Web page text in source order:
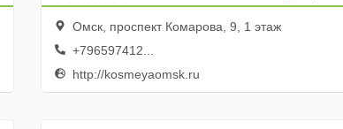
Омск, проспект Комарова, 9, 1 этаж
+796597412...
http://kosmeyaomsk.ru